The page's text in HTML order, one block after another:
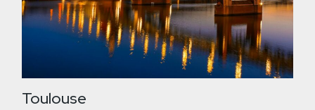
Toulouse